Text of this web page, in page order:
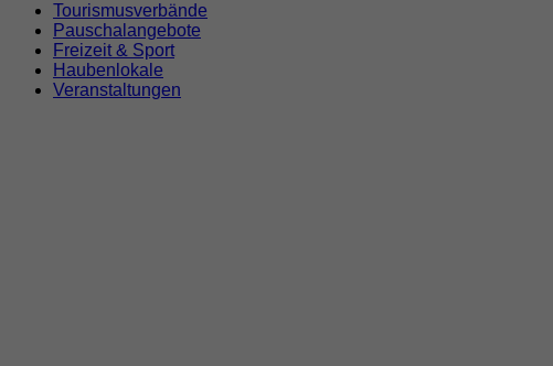
Tourismusverbände
Pauschalangebote
Freizeit & Sport
Haubenlokale
Veranstaltungen